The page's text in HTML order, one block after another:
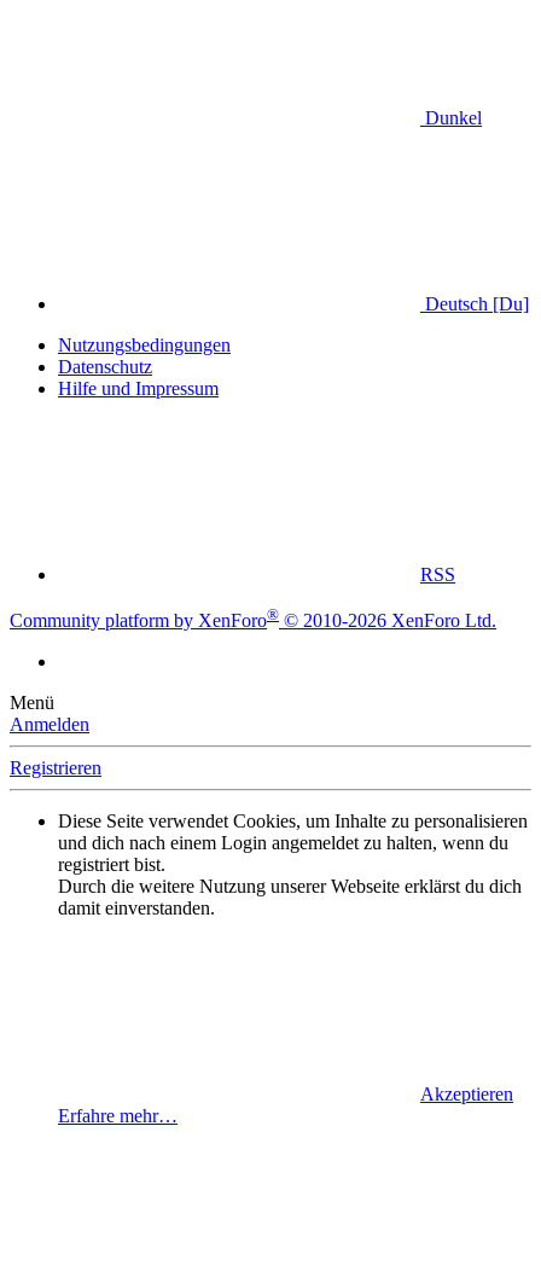
Dunkel
Deutsch [Du]
Nutzungsbedingungen
Datenschutz
Hilfe und Impressum
RSS
Community platform by XenForo® © 2010-2026 XenForo Ltd.
Menü
Anmelden
Registrieren
Diese Seite verwendet Cookies, um Inhalte zu personalisieren
und dich nach einem Login angemeldet zu halten, wenn du
registriert bist.
Durch die weitere Nutzung unserer Webseite erklärst du dich
damit einverstanden.
Akzeptieren
Erfahre mehr…